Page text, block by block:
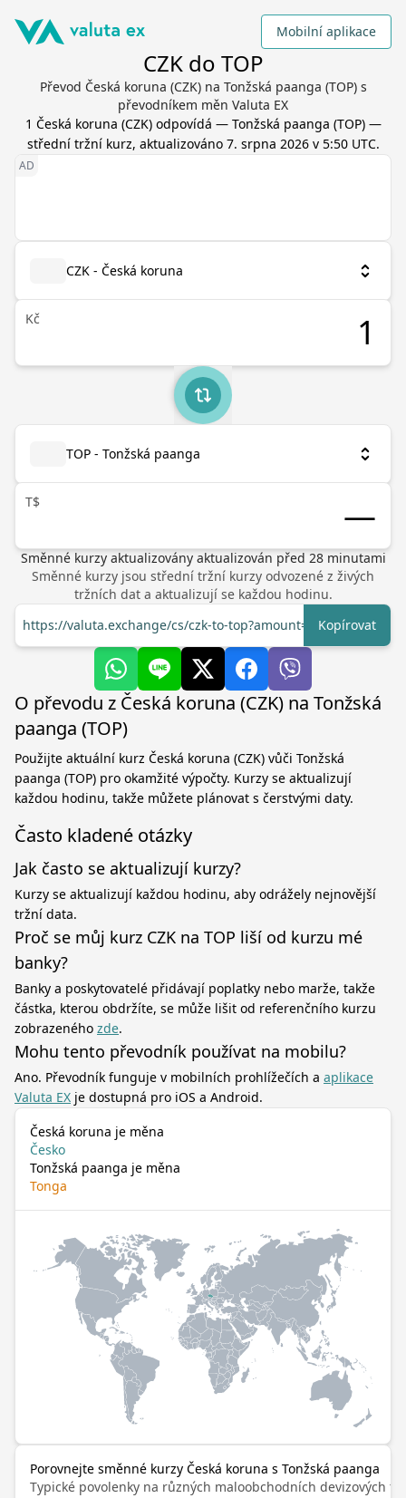
Mobilní aplikace
CZK do TOP
Převod Česká koruna (CZK) na Tonžská paanga (TOP) s
převodníkem měn Valuta EX
1 Česká koruna (CZK) odpovídá — Tonžská paanga (TOP) —
střední tržní kurz, aktualizováno 7. srpna 2026 v 5:50 UTC.
CZK - Česká koruna
Kč
TOP - Tonžská paanga
T$
Směnné kurzy aktualizovány aktualizován před 28minutami
Směnné kurzy jsou střední tržní kurzy odvozené z živých
tržních dat a aktualizují se každou hodinu.
https://valuta.exchange/cs/czk-to-top?amount=1
Kopírovat
O převodu z Česká koruna (CZK) na Tonžská
paanga (TOP)
Použijte aktuální kurz Česká koruna (CZK) vůči Tonžská
paanga (TOP) pro okamžité výpočty. Kurzy se aktualizují
každou hodinu, takže můžete plánovat s čerstvými daty.
Často kladené otázky
Jak často se aktualizují kurzy?
Kurzy se aktualizují každou hodinu, aby odrážely nejnovější
tržní data.
Proč se můj kurz CZK na TOP liší od kurzu mé
banky?
Banky a poskytovatelé přidávají poplatky nebo marže, takže
částka, kterou obdržíte, se může lišit od referenčního kurzu
zobrazeného zde.
Mohu tento převodník používat na mobilu?
Ano. Převodník funguje v mobilních prohlížečích a aplikace
Valuta EX je dostupná pro iOS a Android.
Česká koruna je měna
Česko
Tonžská paanga je měna
Tonga
Porovnejte směnné kurzy Česká koruna s Tonžská paanga
Typické povolenky na různých maloobchodních devizových